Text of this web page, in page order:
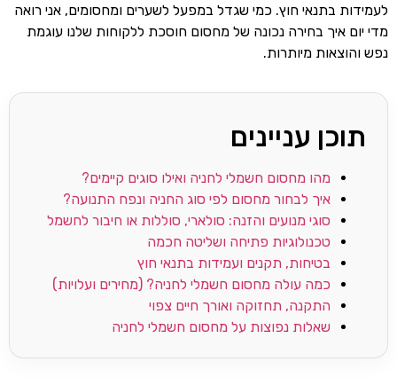
לעמידות בתנאי חוץ. כמי שגדל במפעל לשערים ומחסומים, אני רואה
מדי יום איך בחירה נכונה של מחסום חוסכת ללקוחות שלנו עוגמת
נפש והוצאות מיותרות.
תוכן עניינים
מהו מחסום חשמלי לחניה ואילו סוגים קיימים?
איך לבחור מחסום לפי סוג החניה ונפח התנועה?
סוגי מנועים והזנה: סולארי, סוללות או חיבור לחשמל
טכנולוגיות פתיחה ושליטה חכמה
בטיחות, תקנים ועמידות בתנאי חוץ
כמה עולה מחסום חשמלי לחניה? (מחירים ועלויות)
התקנה, תחזוקה ואורך חיים צפוי
שאלות נפוצות על מחסום חשמלי לחניה